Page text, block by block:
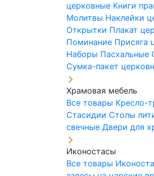
церковные Книги
Молитвы Наклейки
Открытки Плакат
Поминание Присяга
Наборы Пасхальные
Сумка-пакет
Храмовая мебель
Все товары Кресло-
Стасидии Столы
свечные Двери для
Иконостасы
Все товары